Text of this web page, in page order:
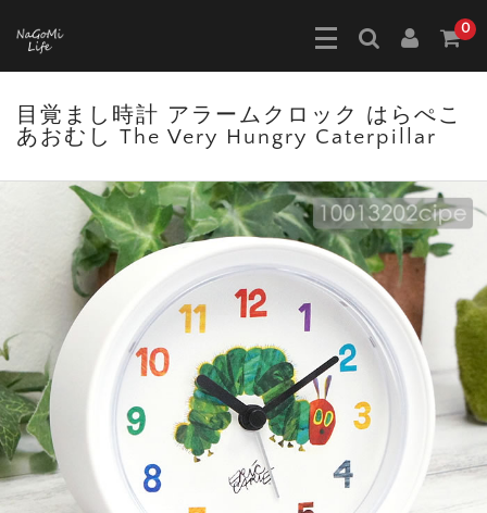
0
目覚まし時計 アラームクロック はらぺこ
あおむし The Very Hungry Caterpillar